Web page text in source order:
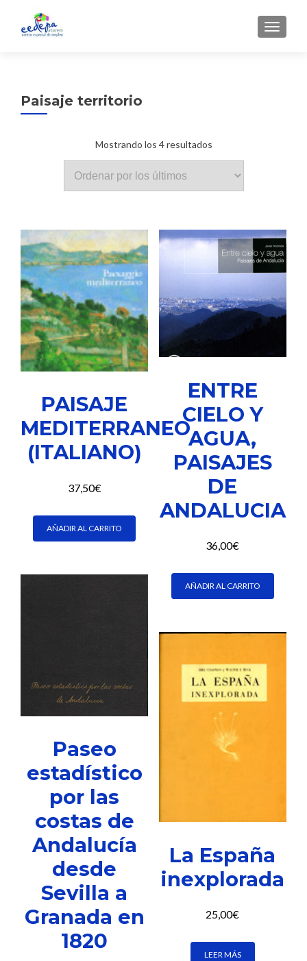
Paisaje territorio
Mostrando los 4 resultadosOrdenado
últimos
PAISAJE
MEDITERRANEO
(ITALIANO)
37,50€
AÑADIR AL CARRITO
ENTRE
CIELO Y
AGUA,
PAISAJES
DE
ANDALUCIA
36,00€
AÑADIR AL CARRITO
Paseo
estadístico
por las
costas de
Andalucía
desde
Sevilla a
Granada en
1820
La España
inexplorada
25,00€
LEER MÁS